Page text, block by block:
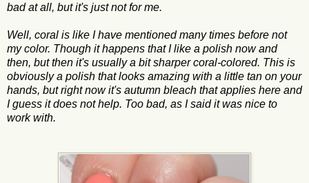
bad at all, but it's just not for me.
Well, coral is like I have mentioned many times before not
my color. Though it happens that I like a polish now and
then, but then it's usually a bit sharper coral-colored. This is
obviously a polish that looks amazing with a little tan on your
hands, but right now it's autumn bleach that applies here and
I guess it does not help. Too bad, as I said it was nice to
work with.